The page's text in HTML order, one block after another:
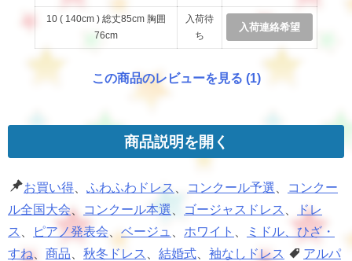
10 ( 140cm ) 総丈85cm 胸囲
76cm
入荷待
ち
入荷連絡希望
この商品のレビューを見る (1)
商品説明を開く
お買い得 ふわふわドレス コンクール予選
コンクー
ル全国大会、 コンクール本選 ゴージャスドレス
ドレ
ス
ピアノ発表会、ベージュ ホワイト
ミドル、ひざ・
すね、 商品 秋冬ドレス 結婚式 袖なしドレス
アルパ